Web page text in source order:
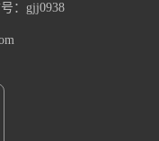
：gjj0938